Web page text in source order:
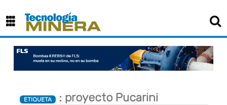
ETIQUETA : proyecto Pucarini